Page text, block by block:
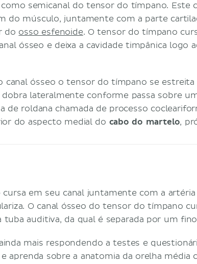
semicanal do tensor do tímpano. Este
do músculo, juntamente com a parte
do osso esfenoide. O tensor do tímpano
ósseo e deixa a cavidade timpânica logo
canal ósseo o tensor do tímpano se
dobra lateralmente conforme passa sobre
de roldana chamada de processo
do aspecto medial do cabo do martelo,
em seu canal juntamente com a
O canal ósseo do tensor do tímpano
tuba auditiva, da qual é separada por um
mais respondendo a testes e
aprenda sobre a anatomia da orelha média